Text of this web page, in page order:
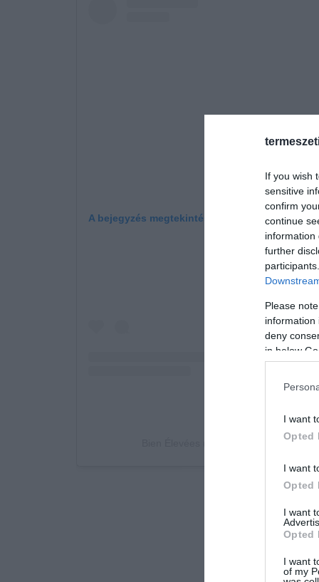
If you wish
sensitive
confirm
continue
information
further
Please
information
deny
in below
I want
Opted
I want
Opted
I want
Opted
I want
of my
A bejegyzés megtekintése az Instagramon
Bien Élevées (@bienelevees) által